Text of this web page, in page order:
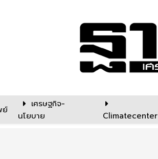
ย์
เศรษฐกิจ-
นโยบาย
Climatecenter